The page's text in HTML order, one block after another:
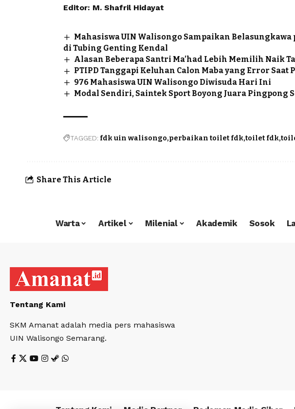
Editor: M. Shafril Hidayat
Mahasiswa UIN Walisongo Sampaikan Belasungkawa
di Tubing Genting Kendal
Alasan Beberapa Santri Ma’had Lebih Memilih Naik
PTIPD Tanggapi Keluhan Calon Maba yang Error Saat
976 Mahasiswa UIN Walisongo Diwisuda Hari Ini
Modal Sendiri, Saintek Sport Boyong Juara Pingpong
TAGGED: fdk uin walisongo perbaikan toilet fdk toilet fdk
Share This Article
Warta Artikel Milenial Akademik Sosok
Tentang Kami
SKM Amanat adalah media pers mahasiswa
UIN Walisongo Semarang.